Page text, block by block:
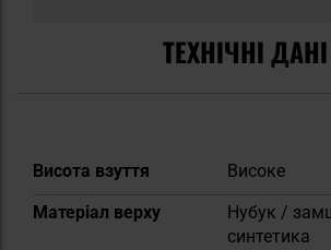
ТЕХНІЧНІ ДАНІ
Докладніше
Висота взуття
Високе
Матеріал верху
Нубук /
синтетика